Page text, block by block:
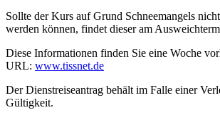
Sollte der Kurs auf Grund Schneemangels
werden können, findet dieser am
Diese Informationen finden Sie eine Woche
URL: www.tissnet.de
Der Dienstreiseantrag behält im Falle einer
Gültigkeit.